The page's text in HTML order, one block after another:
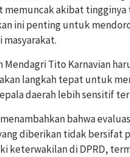
memuncak akibat
ini penting untuk
masyarakat.
Mendagri Tito Karnavian
langkah tepat untuk
daerah lebih sensitif
bahwa
diberikan tidak bersifat
keterwakilan di DPRD,